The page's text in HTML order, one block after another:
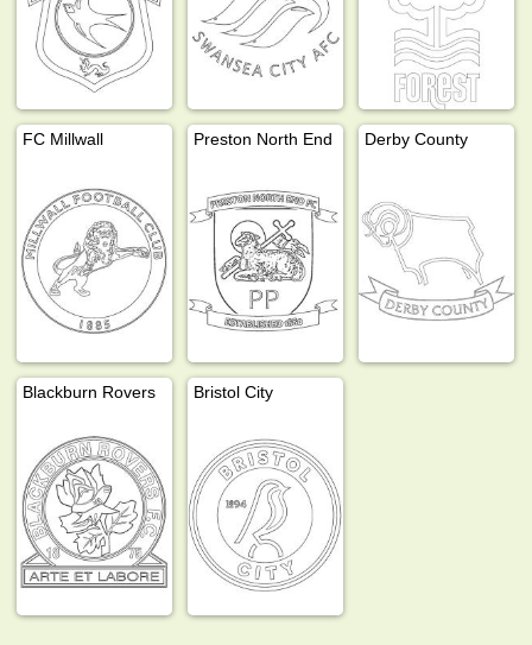
FC Millwall Preston North End Derby County
Blackburn Rovers Bristol City